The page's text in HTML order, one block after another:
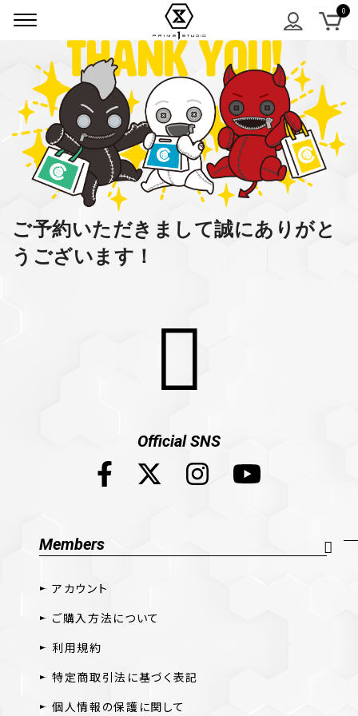
ご予約いただきまして誠にありがと
うございます！
Official SNS
Members
アカウント
ご購入方法について
利用規約
特定商取引法に基づく表記
個人情報の保護に関して